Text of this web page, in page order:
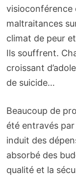
visioconférence
maltraitances
climat de peur
Ils souffrent.
croissant
de suicide…
Beaucoup de
été entravés par
induit des
absorbé des
qualité et la